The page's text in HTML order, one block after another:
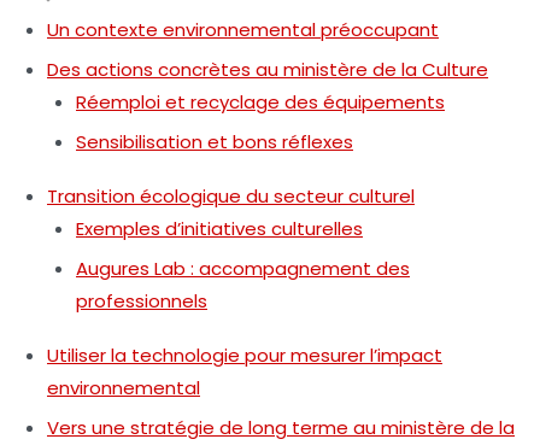
Un contexte environnemental préoccupant
Des actions concrètes au ministère de la Culture
Réemploi et recyclage des équipements
Sensibilisation et bons réflexes
Transition écologique du secteur culturel
Exemples d’initiatives culturelles
Augures Lab : accompagnement des
professionnels
Utiliser la technologie pour mesurer l’impact
environnemental
Vers une stratégie de long terme au ministère de la